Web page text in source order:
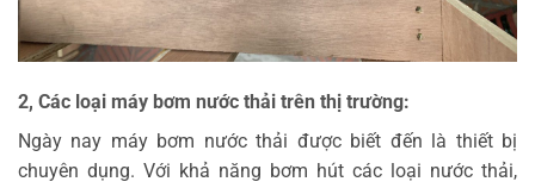
2, Các loại máy bơm nước thải trên thị trường:
Ngày nay máy bơm nước thải được biết đến là thiết bị
chuyên dụng. Với khả năng bơm hút các loại nước thải,